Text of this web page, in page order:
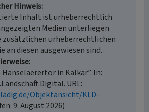
Hinweis
Inhalt ist urheberrechtlich
Medien unterliegen
urheberrechtlichen
an diesen ausgewiesen sind.
in Kalkar”. In:
URL:
Objektansicht/KLD-
9. August 2026)